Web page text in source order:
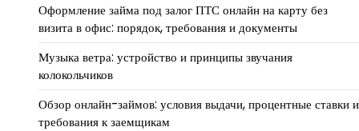
Оформление займа под залог ПТС онлайн на карту без
визита в офис: порядок, требования и документы
Музыка ветра: устройство и принципы звучания
колокольчиков
Обзор онлайн-займов: условия выдачи, процентные ставки и
требования к заемщикам